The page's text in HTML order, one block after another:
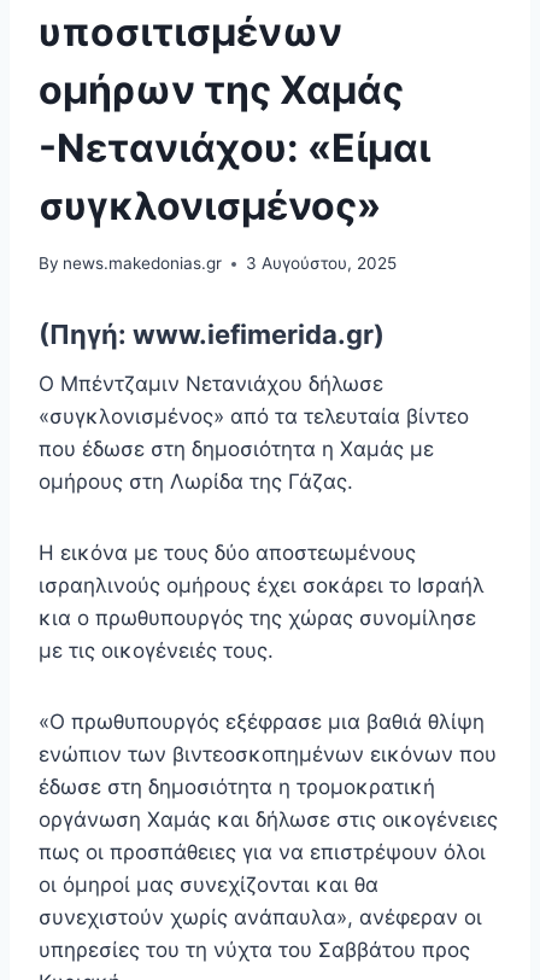
υποσιτισμένων
ομήρων της Χαμάς
-Νετανιάχου: «Είμαι
συγκλονισμένος»
By news.makedonias.gr 3 Αυγούστου, 2025
(Πηγή: www.iefimerida.gr)
Ο Μπέντζαμιν Νετανιάχου δήλωσε
«συγκλονισμένος» από τα τελευταία βίντεο
που έδωσε στη δημοσιότητα η Χαμάς με
ομήρους στη Λωρίδα της Γάζας.
Η εικόνα με τους δύο αποστεωμένους
ισραηλινούς ομήρους έχει σοκάρει το Ισραήλ
κια ο πρωθυπουργός της χώρας συνομίλησε
με τις οικογένειές τους.
«Ο πρωθυπουργός εξέφρασε μια βαθιά θλίψη
ενώπιον των βιντεοσκοπημένων εικόνων που
έδωσε στη δημοσιότητα η τρομοκρατική
οργάνωση Χαμάς και δήλωσε στις οικογένειες
πως οι προσπάθειες για να επιστρέψουν όλοι
οι όμηροί μας συνεχίζονται και θα
συνεχιστούν χωρίς ανάπαυλα», ανέφεραν οι
υπηρεσίες του τη νύχτα του Σαββάτου προς